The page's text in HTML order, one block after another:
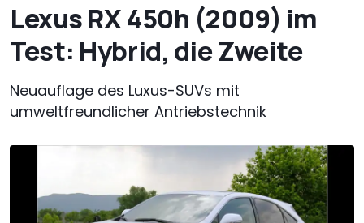
Lexus RX 450h (2009) im
Test: Hybrid, die Zweite
Neuauflage des Luxus-SUVs mit
umweltfreundlicher Antriebstechnik